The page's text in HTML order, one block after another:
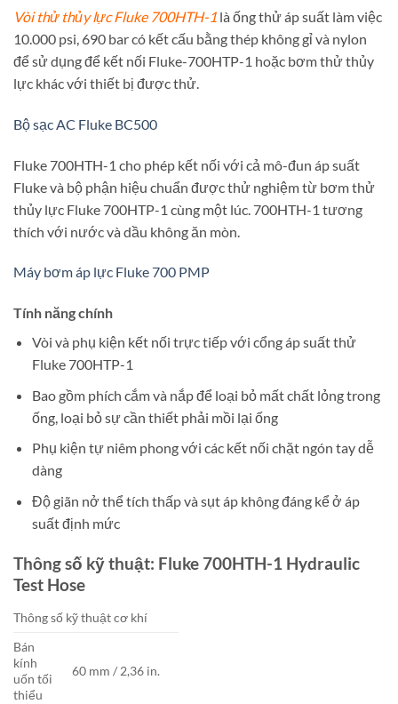
Vòi thử thủy lực Fluke 700HTH-1 là ống thử áp suất làm việc
10.000 psi, 690 bar có kết cấu bằng thép không gỉ và nylon
để sử dụng để kết nối Fluke-700HTP-1 hoặc bơm thử thủy
lực khác với thiết bị được thử.
Bộ sạc AC Fluke BC500
Fluke 700HTH-1 cho phép kết nối với cả mô-đun áp suất
Fluke và bộ phận hiệu chuẩn được thử nghiệm từ bơm thử
thủy lực Fluke 700HTP-1 cùng một lúc. 700HTH-1 tương
thích với nước và dầu không ăn mòn.
Máy bơm áp lực Fluke 700 PMP
Tính năng chính
Vòi và phụ kiện kết nối trực tiếp với cổng áp suất thử
Fluke 700HTP-1
Bao gồm phích cắm và nắp để loại bỏ mất chất lỏng trong
ống, loại bỏ sự cần thiết phải mồi lại ống
Phụ kiện tự niêm phong với các kết nối chặt ngón tay dễ
dàng
Độ giãn nở thể tích thấp và sụt áp không đáng kể ở áp
suất định mức
Thông số kỹ thuật: Fluke 700HTH-1 Hydraulic
Test Hose
Thông số kỹ thuật cơ khí
Bán
kính
uốn tối
thiểu
60 mm / 2,36 in.